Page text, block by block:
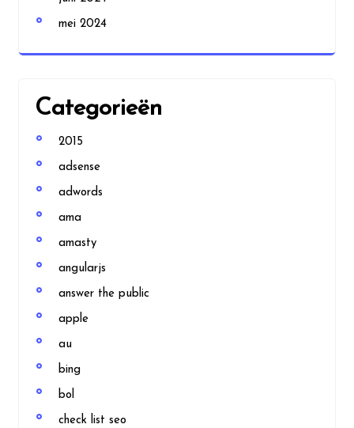
mei 2024
Categorieën
2015
adsense
adwords
ama
amasty
angularjs
answer the public
apple
au
bing
bol
check list seo